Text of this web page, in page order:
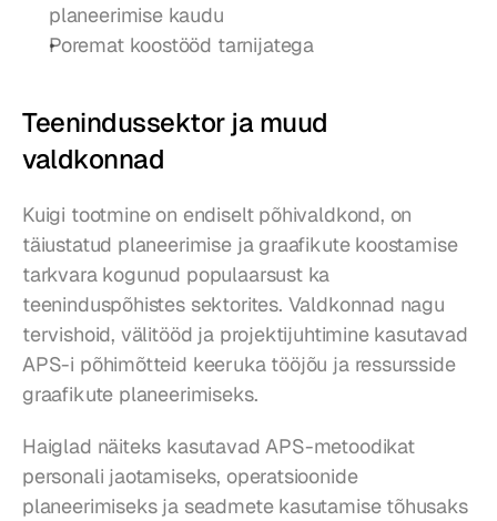
planeerimise kaudu
Poremat koostööd tarnijatega
Teenindussektor ja muud
valdkonnad
Kuigi tootmine on endiselt põhivaldkond, on
täiustatud planeerimise ja graafikute koostamise
tarkvara kogunud populaarsust ka
teeninduspõhistes sektorites. Valdkonnad nagu
tervishoid, välitööd ja projektijuhtimine kasutavad
APS-i põhimõtteid keeruka tööjõu ja ressursside
graafikute planeerimiseks.
Haiglad näiteks kasutavad APS-metoodikat
personali jaotamiseks, operatsioonide
planeerimiseks ja seadmete kasutamise tõhusaks